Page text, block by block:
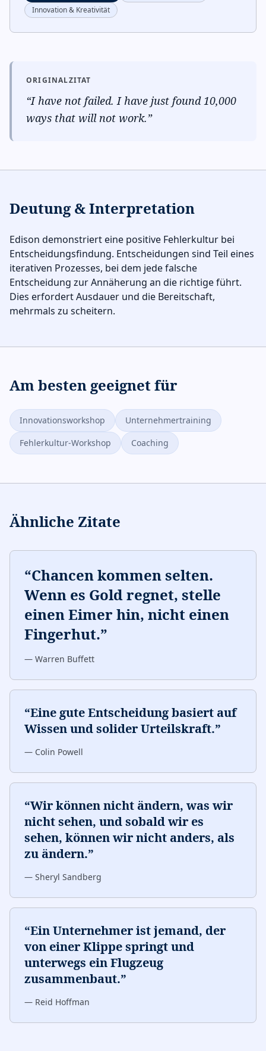
Innovation & Kreativität
ORIGINALZITAT
“I have not failed. I have just found 10,000
ways that will not work.”
Deutung & Interpretation
Edison demonstriert eine positive Fehlerkultur bei
Entscheidungsfindung. Entscheidungen sind Teil eines
iterativen Prozesses, bei dem jede falsche
Entscheidung zur Annäherung an die richtige führt.
Dies erfordert Ausdauer und die Bereitschaft,
mehrmals zu scheitern.
Am besten geeignet für
Innovationsworkshop
Unternehmertraining
Fehlerkultur-Workshop
Coaching
Ähnliche Zitate
“Chancen kommen selten.
Wenn es Gold regnet, stelle
einen Eimer hin, nicht einen
Fingerhut.”
— Warren Buffett
“Eine gute Entscheidung basiert auf
Wissen und solider Urteilskraft.”
— Colin Powell
“Wir können nicht ändern, was wir
nicht sehen, und sobald wir es
sehen, können wir nicht anders, als
zu ändern.”
— Sheryl Sandberg
“Ein Unternehmer ist jemand, der
von einer Klippe springt und
unterwegs ein Flugzeug
zusammenbaut.”
— Reid Hoffman